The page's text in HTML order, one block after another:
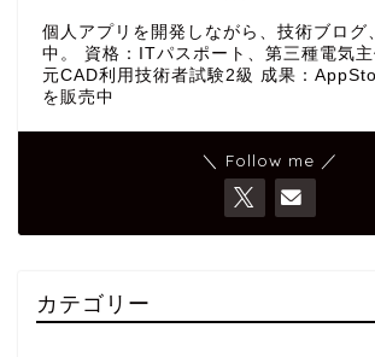
個人アプリを開発しながら、技術ブログ
中。 資格：ITパスポート、第三種電気
元CAD利用技術者試験2級 成果：
を販売中
＼ Follow me ／
カテゴリー